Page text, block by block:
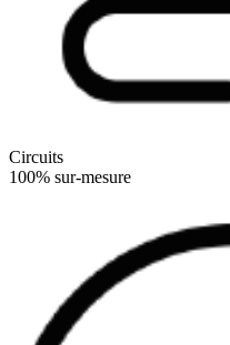
Circuits
100% sur-mesure